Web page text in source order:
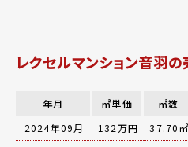
レクセルマンション音羽
年月 ㎡単価 ㎡数
2024年09月
132万円 37.70㎡